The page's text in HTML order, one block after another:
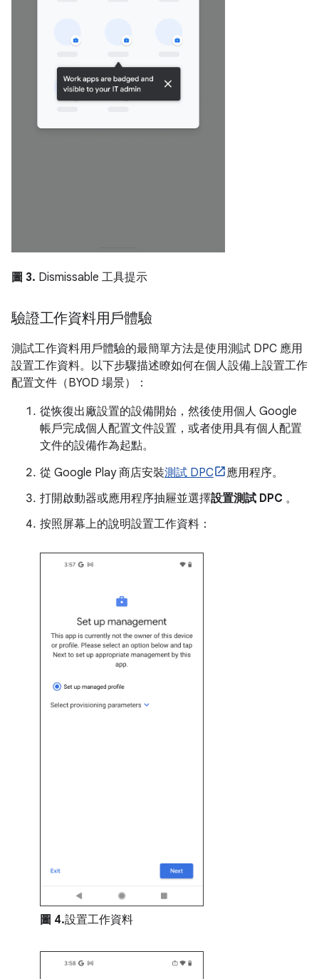
圖 3. Dismissable 工具提示
驗證工作資料用戶體驗
測試工作資料用戶體驗的最簡單方法是使用測試 DPC 應用
設置工作資料。以下步驟描述瞭如何在個人設備上設置工作
配置文件（BYOD 場景）：
從恢復出廠設置的設備開始，然後使用個人 Google
帳戶完成個人配置文件設置，或者使用具有個人配置
文件的設備作為起點。
從 Google Play 商店安裝測試 DPC
應用程序。
打開啟動器或應用程序抽屜並選擇設置測試 DPC 。
按照屏幕上的說明設置工作資料：
圖 4.設置工作資料